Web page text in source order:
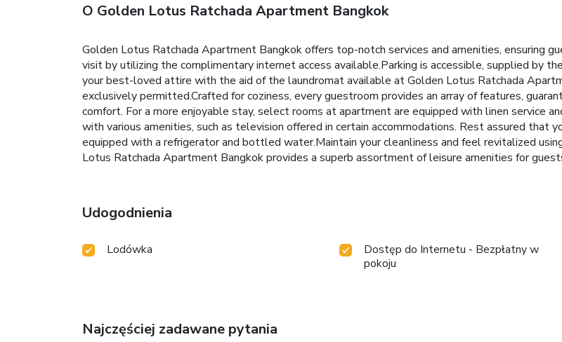
O Golden Lotus Ratchada Apartment Bangkok
Golden Lotus Ratchada Apartment Bangkok offers top-notch services and amenities, ensuring
visit by utilizing the complimentary internet access available.Parking is accessible, supplied by
your best-loved attire with the aid of the laundromat available at Golden Lotus Ratchada
exclusively permitted.Crafted for coziness, every guestroom provides an array of features,
comfort. For a more enjoyable stay, select rooms at apartment are equipped with linen service
with various amenities, such as television offered in certain accommodations. Rest assured that
equipped with a refrigerator and bottled water.Maintain your cleanliness and feel revitalized
Lotus Ratchada Apartment Bangkok provides a superb assortment of leisure amenities for
Udogodnienia
Lodówka
Dostęp do Internetu - Bezpłatny w
pokoju
Najczęściej zadawane pytania